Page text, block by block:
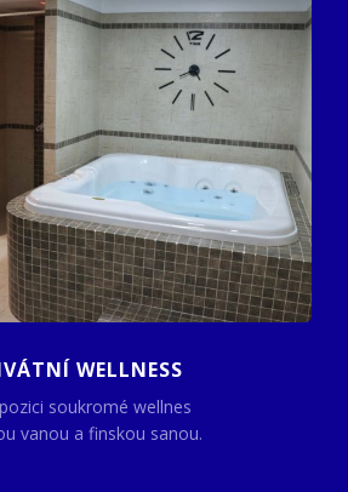
WELLNESS
soukromé wellnes
vanou a finskou sanou.